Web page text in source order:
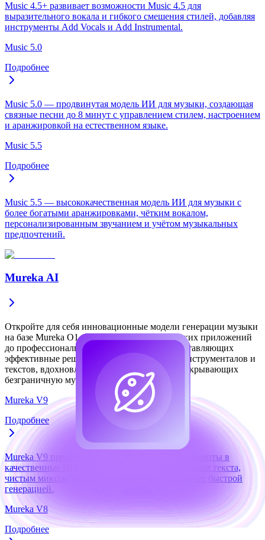
Music 4.5+ развивает возможности Music 4.5 для
выразительного вокала и гибкого смешения стилей, добавляя
инструменты Add Vocals и Add Instrumental.
Music 5.0
Подробнее
Music 5.0 — продвинутая модель ИИ для музыки, создающая
связные песни до 8 минут с управлением стилем, настроением
и аранжировкой на естественном языке.
Music 5.5
Подробнее
Music 5.5 — высококачественная модель ИИ для музыки с
более богатыми аранжировками, чётким вокалом,
персонализированным звучанием и учётом музыкальных
предпочтений.
Mureka AI
Откройте для себя инновационные модели генерации музыки
на базе Mureka O1 и V7 — от пользовательских приложений
до профессиональных API-платформ, предоставляющих
эффективные решения для создания песен, инструменталов и
текстов, вдохновляющих на творчество и раскрывающих
безграничную музыкальную фантазию.
Mureka V9
Подробнее
Mureka V9 превращает тексты и творческие промпты в
качественные ИИ-песни с улучшенным контролем текста,
чистым миксом, выразительным вокалом и более быстрой
генерацией.
Mureka V8
Подробнее